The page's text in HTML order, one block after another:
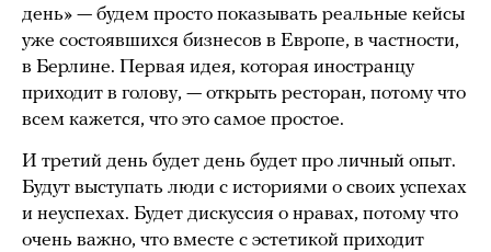
день» — будем просто показывать реальные кейсы
уже состоявшихся бизнесов в Европе, в частности,
в Берлине. Первая идея, которая иностранцу
приходит в голову, — открыть ресторан, потому что
всем кажется, что это самое простое.
И третий день будет день будет про личный опыт.
Будут выступать люди с историями о своих успехах
и неуспехах. Будет дискуссия о нравах, потому что
очень важно, что вместе с эстетикой приходит